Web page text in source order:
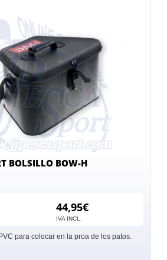
BOLSILLO BOW-H
44,95€
IVA INCL.
para colocar en la proa de los patos.